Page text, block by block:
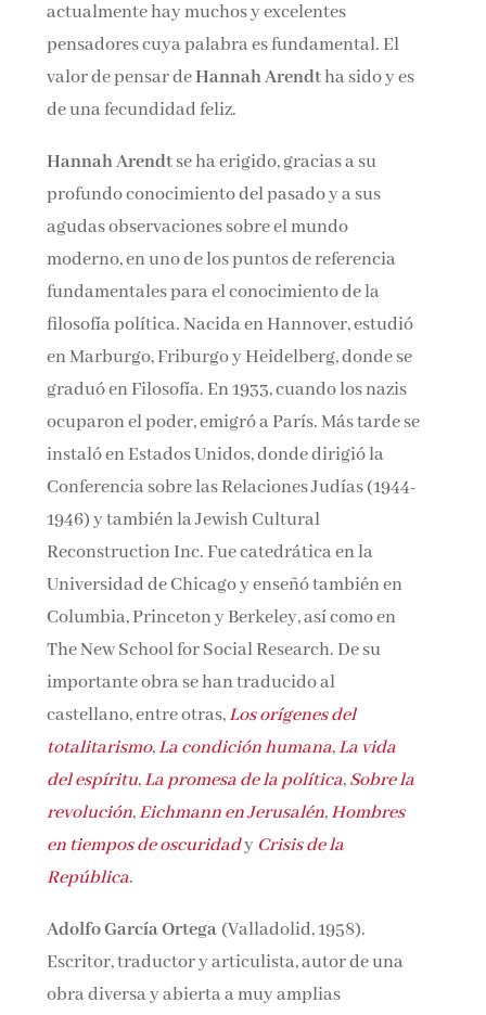
actualmente hay muchos y excelentes
pensadores cuya palabra es fundamental. El
valor de pensar deHannah Arendtha sido y es
de una fecundidad feliz.
Hannah Arendtse ha erigido, gracias a su
profundo conocimiento del pasado y a sus
agudas observaciones sobre el mundo
moderno, en uno de los puntos de referencia
fundamentales para el conocimiento de la
filosofía política. Nacida en Hannover, estudió
en Marburgo, Friburgo y Heidelberg, donde se
graduó en Filosofía. En 1933, cuando los nazis
ocuparon el poder, emigró a París. Más tarde se
instaló en Estados Unidos, donde dirigió la
Conferencia sobre las Relaciones Judías (1944-
1946) y también la Jewish Cultural
Reconstruction Inc. Fue catedrática en la
Universidad de Chicago y enseñó también en
Columbia, Princeton y Berkeley, así como en
The New School for Social Research. De su
importante obra se han traducido al
castellano, entre otras,Los orígenes del
totalitarismo,La condición humana,La vida
del espíritu,La promesa de la política,Sobre la
revolución,Eichmann en Jerusalén,Hombres
en tiempos de oscuridady Crisis de la
República.
Adolfo García Ortega (Valladolid, 1958).
Escritor, traductor y articulista, autor de una
obra diversa y abierta a muy amplias